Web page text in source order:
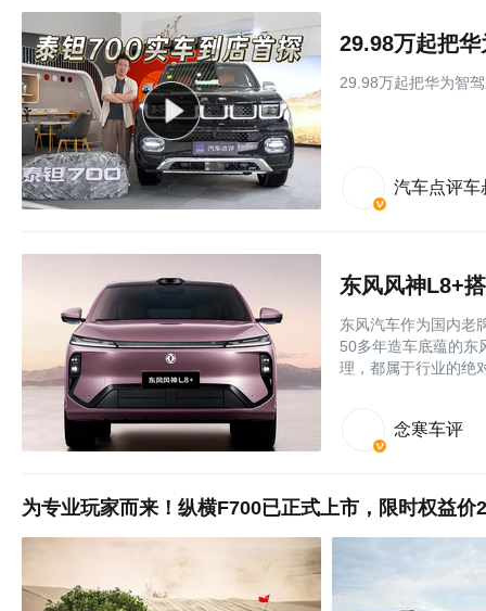
29.98万起把
29.98万起把华为智
汽车点评车
东风汽车作为国内老
50多年造车底蕴的东
理，都属于行业的绝
念寒车评
为专业玩家而来！纵横F700已正式上市，限时权益价